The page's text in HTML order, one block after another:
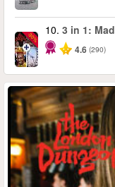
-30%
10. 3 in 1:
4.6 (290)